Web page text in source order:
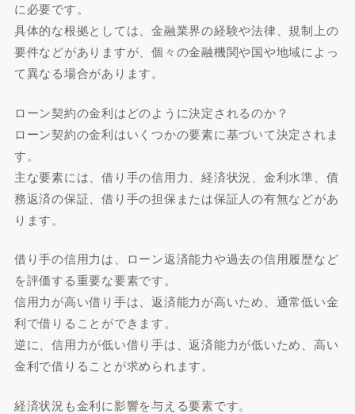
に必要です。
具体的な根拠としては、金融業界の経験や法律、規制上の
要件などがありますが、個々の金融機関や国や地域によっ
て異なる場合があります。
ローン契約の金利はどのように決定されるのか？
ローン契約の金利はいくつかの要素に基づいて決定されま
す。
主な要素には、借り手の信用力、経済状況、金利水準、債
務返済の保証、借り手の担保または保証人の有無などがあ
ります。
借り手の信用力は、ローン返済能力や過去の信用履歴など
を評価する重要な要素です。
信用力が高い借り手は、返済能力が高いため、通常低い金
利で借りることができます。
逆に、信用力が低い借り手は、返済能力が低いため、高い
金利で借りることが求められます。
経済状況も金利に影響を与える要素です。